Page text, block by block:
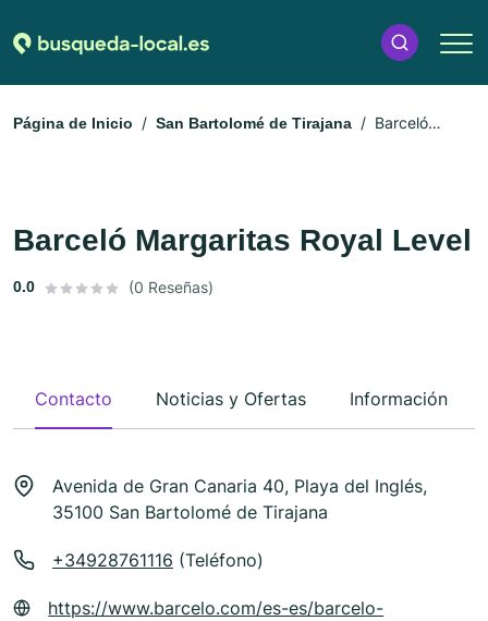
Página de Inicio San Bartolomé de Tirajana
Barceló
Barceló Margaritas Royal Level
0.0 (0 Reseñas)
Contacto Noticias y Ofertas Información
Avenida de Gran Canaria 40, Playa del Inglés,
35100 San Bartolomé de Tirajana
+34928761116 (Teléfono)
https://www.barcelo.com/es-es/barcelo-